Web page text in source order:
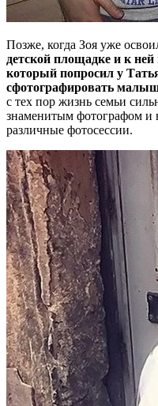
Позже, когда Зоя уже
детской площадке и к
который попросил у
сфотографировать
с тех пор жизнь семьи
знаменитым фотографом и
различные фотосессии.